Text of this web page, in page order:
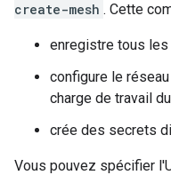
create-mesh . Cette
enregistre tous
configure le
charge de travail
crée des secrets
Vous pouvez spécifier